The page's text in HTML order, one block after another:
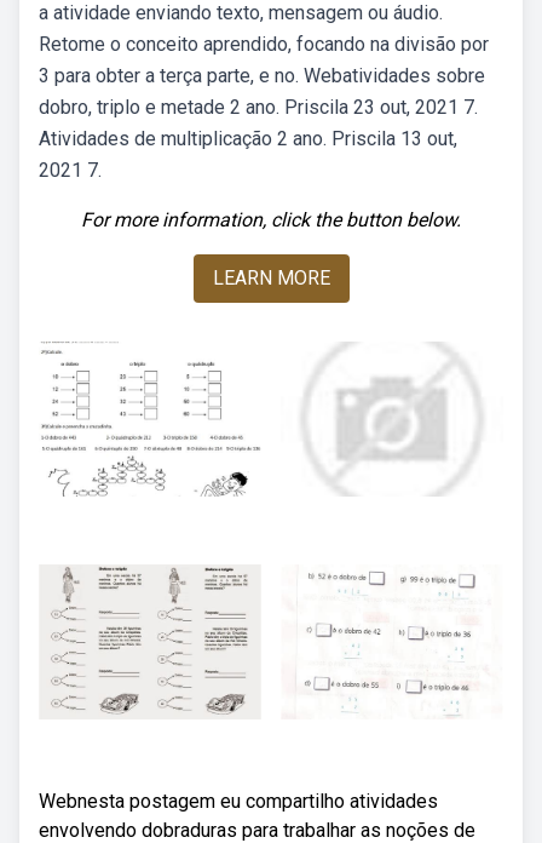
a atividade enviando texto, mensagem ou áudio.
Retome o conceito aprendido, focando na divisão por
3 para obter a terça parte, e no. Webatividades sobre
dobro, triplo e metade 2 ano. Priscila 23 out, 2021 7.
Atividades de multiplicação 2 ano. Priscila 13 out,
2021 7.
For more information, click the button below.
LEARN MORE
Webnesta postagem eu compartilho atividades
envolvendo dobraduras para trabalhar as noções de